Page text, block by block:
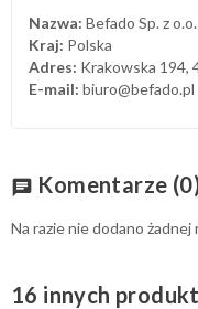
Nazwa: Befado Sp. z o.o.
Kraj: Polska
Adres: Krakowska 194,
E-mail: biuro@befado.pl
chat Komentarze
Na razie nie dodano żadnej
16 innych